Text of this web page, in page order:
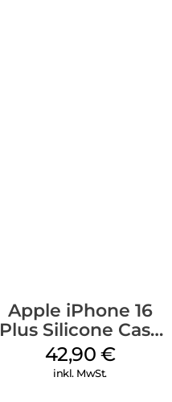
Apple iPhone 16
Plus Silicone Case
MagSafe Plum
42,90 €
inkl. MwSt.